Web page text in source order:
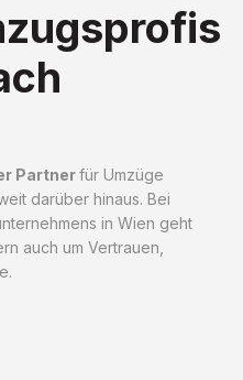
Partnerfür Umzüge
darüber hinaus. Bei
in Wien geht
auch um Vertrauen,